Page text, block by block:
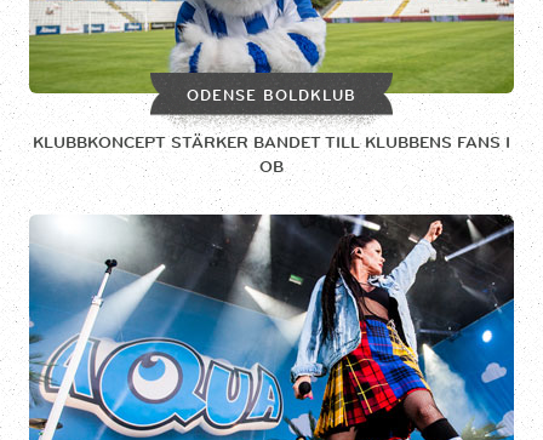
ODENSE BOLDKLUB
KLUBBKONCEPT STÄRKER BANDET TILL KLUBBENS FANS I
OB